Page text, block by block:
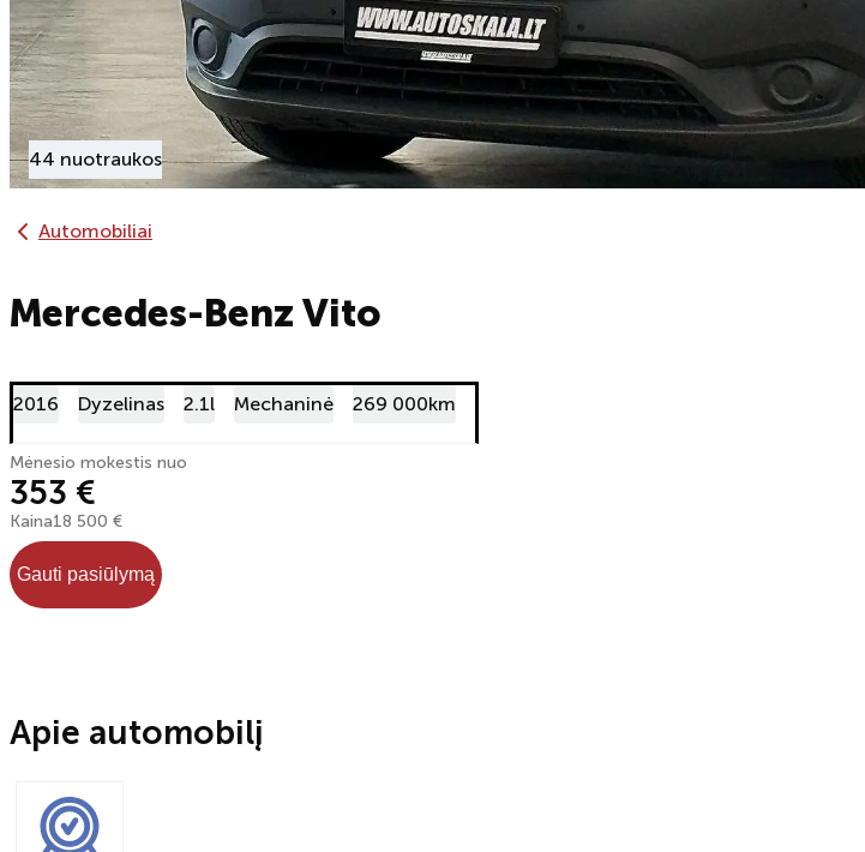
44 nuotraukos
Automobiliai
Mercedes-Benz Vito
2016 Dyzelinas 2.1l Mechaninė 269 000km
Mėnesio mokestis nuo
353 €
Kaina18 500 €
Gauti pasiūlymą
Apie automobilį